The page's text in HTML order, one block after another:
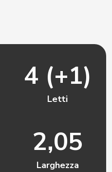
4 (+1)
Letti
2,05
Larghezza